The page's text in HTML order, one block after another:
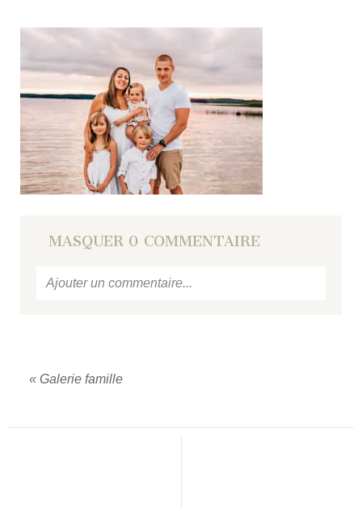
MASQUER 0 COMMENTAIRE
Ajouter un commentaire...
« Galerie famille